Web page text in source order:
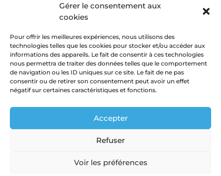
Gérer le consentement aux
cookies
Pour offrir les meilleures expériences, nous utilisons des
technologies telles que les cookies pour stocker et/ou accéder aux
informations des appareils. Le fait de consentir à ces technologies
nous permettra de traiter des données telles que le comportement
de navigation ou les ID uniques sur ce site. Le fait de ne pas
consentir ou de retirer son consentement peut avoir un effet
négatif sur certaines caractéristiques et fonctions.
Accepter
Refuser
Voir les préférences
Marché public
Mentions légales
Politique de confidentialité
Suivez-nous